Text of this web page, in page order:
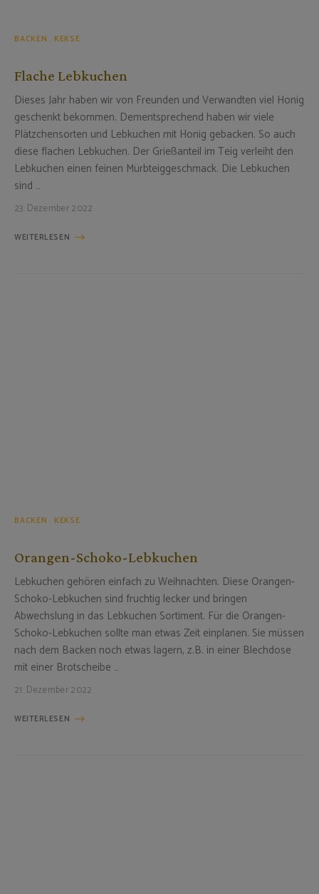
BACKEN KEKSE
Flache Lebkuchen
Dieses Jahr haben wir von Freunden und Verwandten viel Honig
geschenkt bekommen. Dementsprechend haben wir viele
Plätzchensorten und Lebkuchen mit Honig gebacken. So auch
diese flachen Lebkuchen. Der Grießanteil im Teig verleiht den
Lebkuchen einen feinen Mürbteiggeschmack. Die Lebkuchen
sind …
23. Dezember 2022
WEITERLESEN
BACKEN KEKSE
Orangen-Schoko-Lebkuchen
Lebkuchen gehören einfach zu Weihnachten. Diese Orangen-
Schoko-Lebkuchen sind fruchtig lecker und bringen
Abwechslung in das Lebkuchen Sortiment. Für die Orangen-
Schoko-Lebkuchen sollte man etwas Zeit einplanen. Sie müssen
nach dem Backen noch etwas lagern, z.B. in einer Blechdose
mit einer Brotscheibe …
21. Dezember 2022
WEITERLESEN